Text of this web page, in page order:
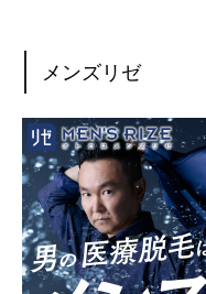
メンズリゼ